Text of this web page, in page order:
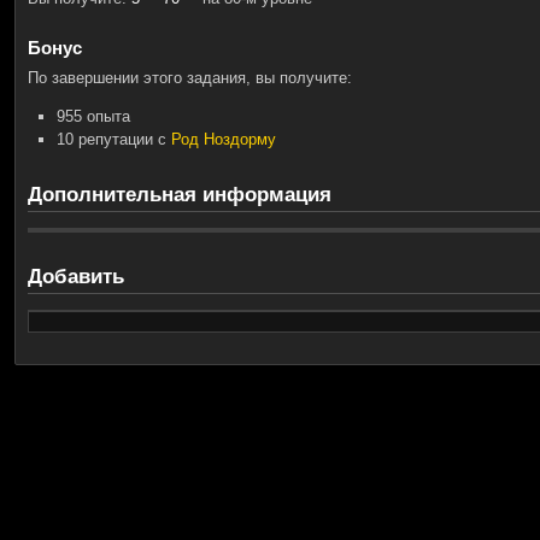
Бонус
По завершении этого задания, вы получите:
955 опыта
10 репутации с Род Ноздорму
Дополнительная информация
Добавить